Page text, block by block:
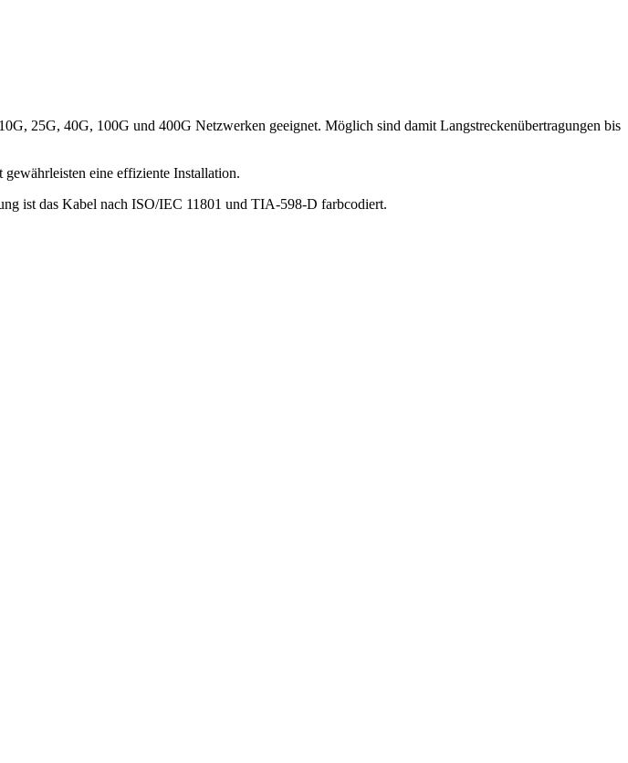
25G, 40G, 100G und 400G Netzwerken geeignet. Möglich sind damit Langstreckenübertragungen bis
eine effiziente Installation.
ist das Kabel nach ISO/IEC 11801 und TIA-598-D farbcodiert.